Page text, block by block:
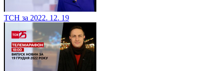
ТСН за 2022. 12. 19